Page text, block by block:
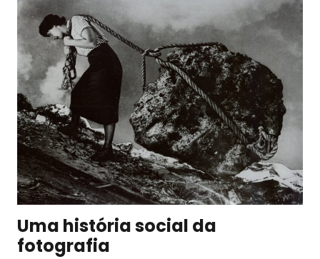
Uma história social da
fotografia